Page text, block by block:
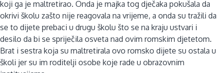
koji ga je maltretirao. Onda je majka tog dječaka pokušala da
okrivi školu zašto nije reagovala na vrijeme, a onda su tražili da
se to dijete prebaci u drugu školu što se na kraju ustvari i
desilo da bi se spriječila osveta nad ovim romskim djetetom.
Brat i sestra koja su maltretirala ovo romsko dijete su ostala u
školi jer su im roditelji osobe koje rade u obrazovnim